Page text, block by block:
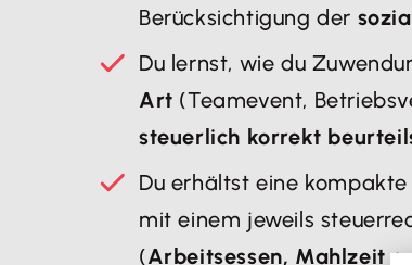
Berücksichtigung der
Du lernst, wie du
Art (Teamevent,
steuerlich korrekt
Du erhältst eine
mit einem jeweils
(Arbeitsessen, Mahlzeit